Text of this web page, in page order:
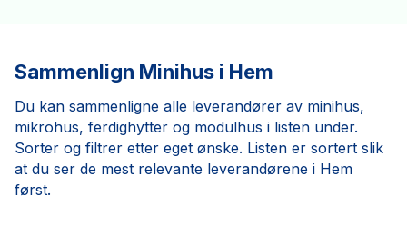
Sammenlign Minihus i Hem
Du kan sammenligne alle leverandører av minihus,
mikrohus, ferdighytter og modulhus i listen under.
Sorter og filtrer etter eget ønske. Listen er sortert slik
at du ser de mest relevante leverandørene i Hem
først.